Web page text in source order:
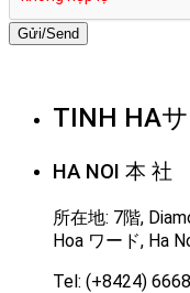
Gửi/Send
TINH HA
HA NOI 本 社
所在地: 7階,
Hoa ワード, Ha
Tel: (+8424)